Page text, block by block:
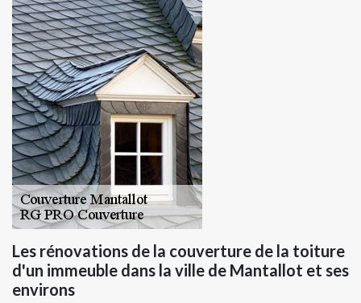
Les rénovations de la couverture de la toiture
d'un immeuble dans la ville de Mantallot et ses
environs